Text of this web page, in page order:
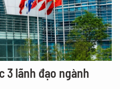
3 lãnh đạo ngành